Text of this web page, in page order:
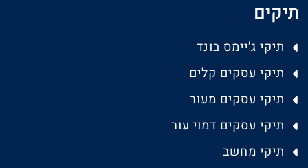
תיקים
תיקי ג'יימס בונד
תיקי עסקים קלים
תיקי עסקים מעור
תיקי עסקים דמוי עור
תיקי מחשב